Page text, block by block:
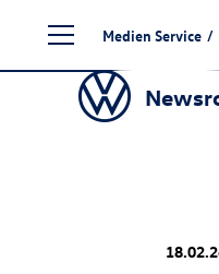
Seiteninhalt
springen
Medien Service /